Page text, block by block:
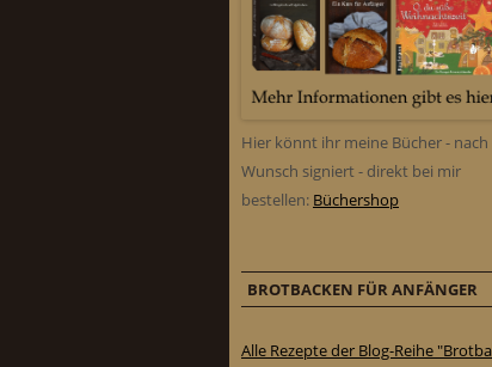
Hier könnt ihr meine Bücher - nach
Wunsch signiert - direkt bei mir
bestellen: Büchershop
BROTBACKEN FÜR ANFÄNGER
Alle Rezepte der Blog-Reihe